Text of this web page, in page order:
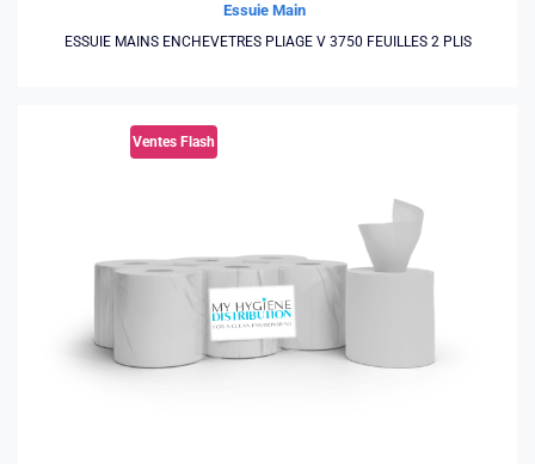
Essuie Main
ESSUIE MAINS ENCHEVETRES PLIAGE V 3750 FEUILLES 2 PLIS
Ventes Flash